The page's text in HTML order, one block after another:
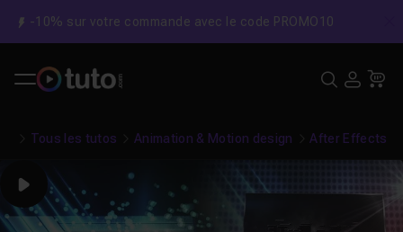
-10% sur votre commande avec le code PROMO10
Tous les tutos Animation & Motion design After Effects
Play